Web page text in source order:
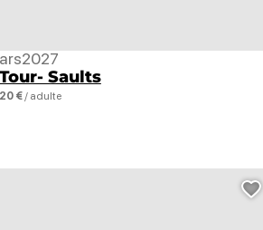
Saults
€/ adulte
2027
page au carnet de voyage ?
– Urbain – Connard Bienveillant, © Connard